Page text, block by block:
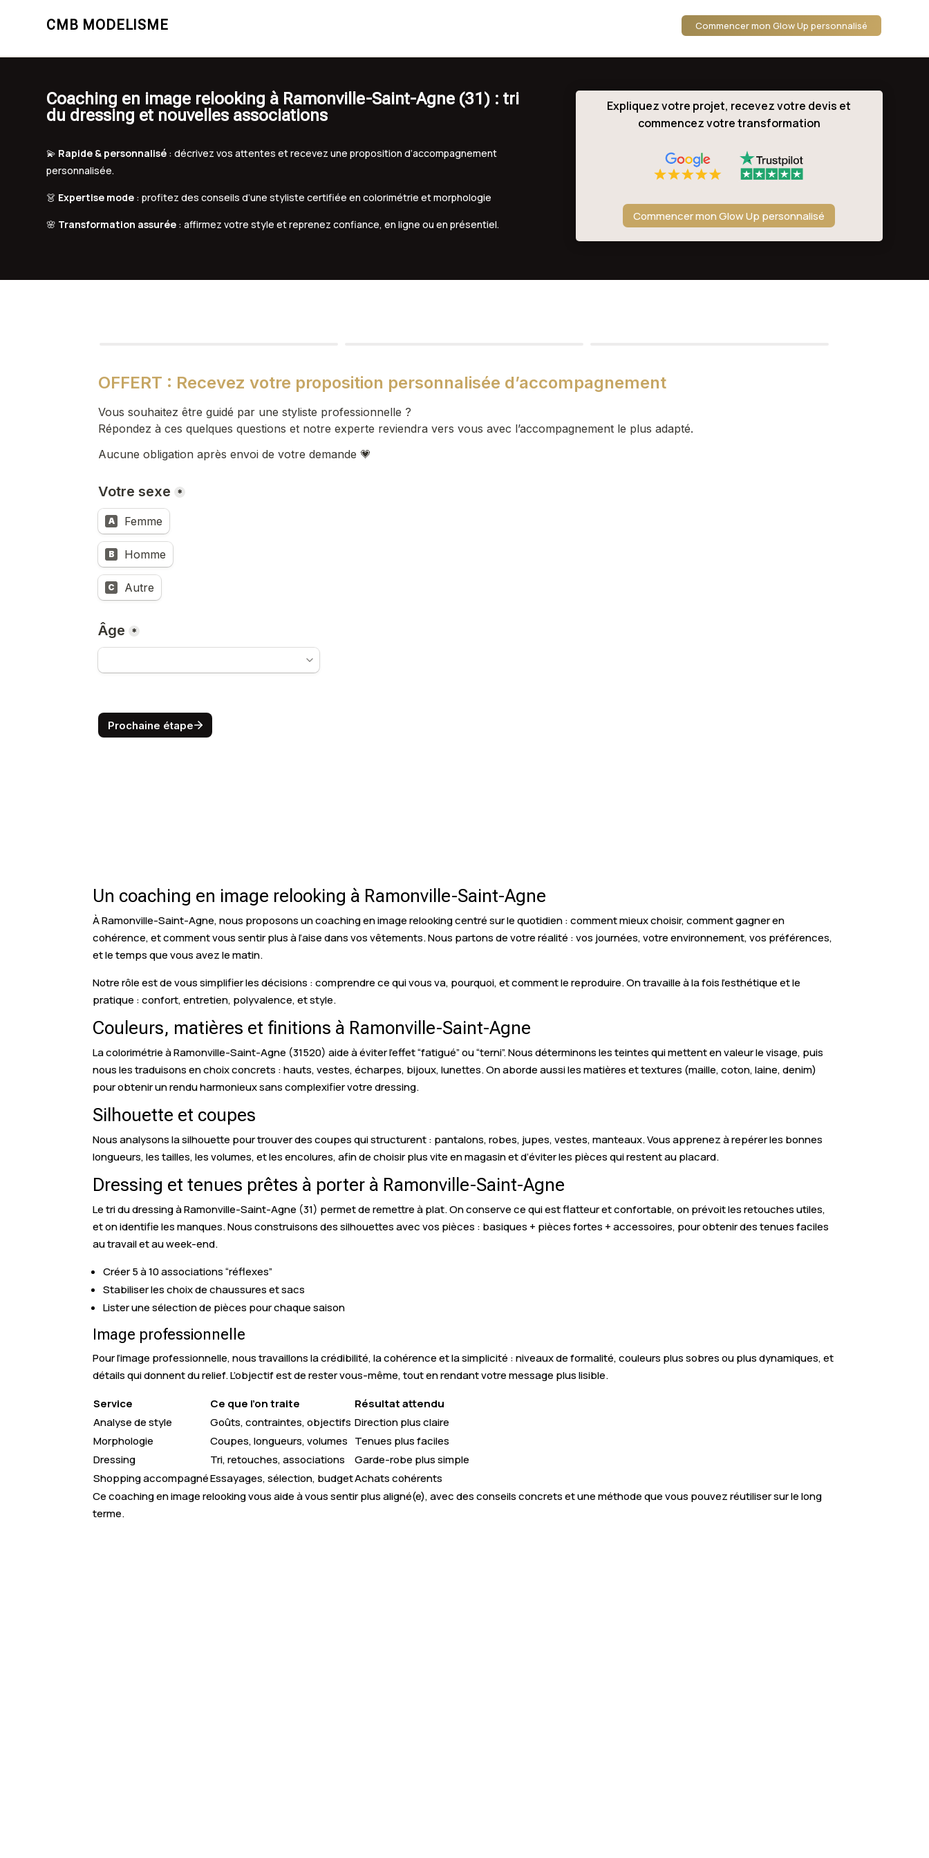
CMB MODELISME Commencer mon Glow Up personnalisé
Coaching en image relooking à Ramonville-Saint-Agne (31) : tri
du dressing et nouvelles associations
💫 Rapide & personnalisé : décrivez vos attentes et recevez une proposition d’accompagnement
personnalisée.
👗 Expertise mode : profitez des conseils d’une styliste certifiée en colorimétrie et morphologie
🌸 Transformation assurée : affirmez votre style et reprenez confiance, en ligne ou en présentiel.
Expliquez votre projet, recevez votre devis et
commencez votre transformation
Commencer mon Glow Up personnalisé
Un coaching en image relooking à Ramonville-Saint-Agne
À Ramonville-Saint-Agne, nous proposons un coaching en image relooking centré sur le quotidien : comment mieux choisir, comment gagner en
cohérence, et comment vous sentir plus à l’aise dans vos vêtements. Nous partons de votre réalité : vos journées, votre environnement, vos préférences,
et le temps que vous avez le matin.
Notre rôle est de vous simplifier les décisions : comprendre ce qui vous va, pourquoi, et comment le reproduire. On travaille à la fois l’esthétique et le
pratique : confort, entretien, polyvalence, et style.
Couleurs, matières et finitions à Ramonville-Saint-Agne
La colorimétrie à Ramonville-Saint-Agne (31520) aide à éviter l’effet “fatigué” ou “terni”. Nous déterminons les teintes qui mettent en valeur le visage, puis
nous les traduisons en choix concrets : hauts, vestes, écharpes, bijoux, lunettes. On aborde aussi les matières et textures (maille, coton, laine, denim)
pour obtenir un rendu harmonieux sans complexifier votre dressing.
Silhouette et coupes
Nous analysons la silhouette pour trouver des coupes qui structurent : pantalons, robes, jupes, vestes, manteaux. Vous apprenez à repérer les bonnes
longueurs, les tailles, les volumes, et les encolures, afin de choisir plus vite en magasin et d’éviter les pièces qui restent au placard.
Dressing et tenues prêtes à porter à Ramonville-Saint-Agne
Le tri du dressing à Ramonville-Saint-Agne (31) permet de remettre à plat. On conserve ce qui est flatteur et confortable, on prévoit les retouches utiles,
et on identifie les manques. Nous construisons des silhouettes avec vos pièces : basiques + pièces fortes + accessoires, pour obtenir des tenues faciles
au travail et au week-end.
Créer 5 à 10 associations “réflexes”
Stabiliser les choix de chaussures et sacs
Lister une sélection de pièces pour chaque saison
Image professionnelle
Pour l’image professionnelle, nous travaillons la crédibilité, la cohérence et la simplicité : niveaux de formalité, couleurs plus sobres ou plus dynamiques, et
détails qui donnent du relief. L’objectif est de rester vous-même, tout en rendant votre message plus lisible.
Service
Ce que l’on traite
Résultat attendu
Analyse de style
Goûts, contraintes, objectifs Direction plus claire
Morphologie
Coupes, longueurs, volumes Tenues plus faciles
Dressing
Tri, retouches, associations
Garde-robe plus simple
Shopping accompagnéEssayages, sélection, budgetAchats cohérents
Ce coaching en image relooking vous aide à vous sentir plus aligné(e), avec des conseils concrets et une méthode que vous pouvez réutiliser sur le long
terme.